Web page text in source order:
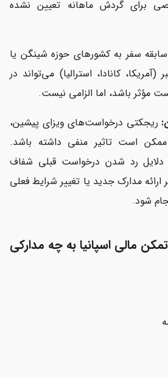
برای گردش ماهانه تعیین نشده
سفر به کشورهای حوزه شینگن یا
کانادا، استرالیا) می‌تواند در
مؤثر باشد، اما الزامی نیست.
ریجکتی درخواست‌های ویزای پیشین،
است تاثیر منفی داشته باشد.
دلایل رد شدن درخواست قبلی شفاف
ارائه مدارک جدید یا تغییر شرایط فعلی
شود.
مالی اسپانیا به چه مدارکی